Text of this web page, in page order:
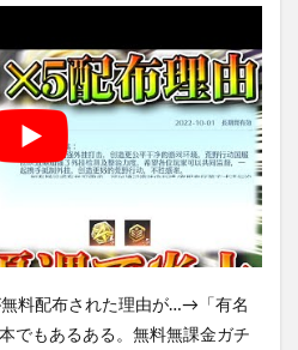
無料配布された理由が…→「有名
でもあるある。無料無課金ガチ